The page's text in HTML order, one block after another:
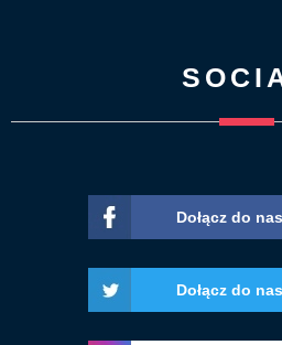
Dołącz do nas
Dołącz do nas